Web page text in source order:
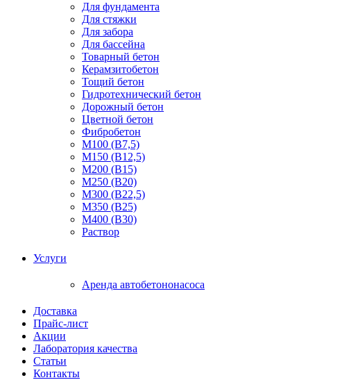
Для фундамента
Для стяжки
Для забора
Для бассейна
Товарный бетон
Керамзитобетон
Тощий бетон
Гидротехнический бетон
Дорожный бетон
Цветной бетон
Фибробетон
М100 (В7,5)
М150 (В12,5)
М200 (В15)
М250 (В20)
М300 (В22,5)
М350 (В25)
М400 (В30)
Раствор
Услуги
Аренда автобетононасоса
Доставка
Прайс-лист
Акции
Лаборатория качества
Статьи
Контакты